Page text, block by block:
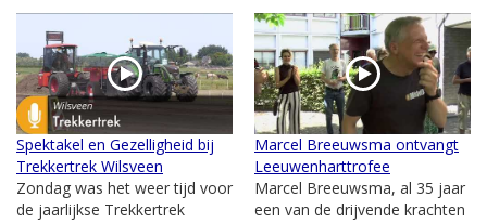
Spektakel en Gezelligheid bij
Trekkertrek Wilsveen
Zondag was het weer tijd voor
de jaarlijkse Trekkertrek
Marcel Breeuwsma ontvangt
Leeuwenharttrofee
Marcel Breeuwsma, al 35 jaar
een van de drijvende krachten